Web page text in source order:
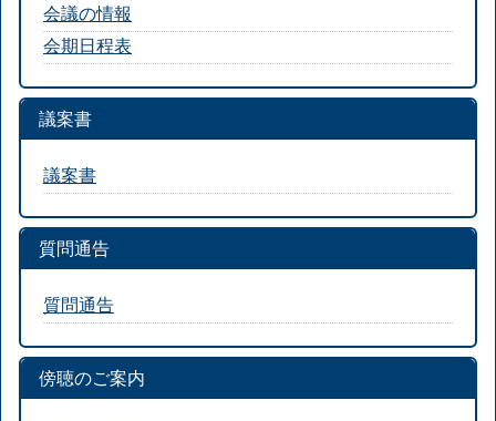
会議の情報
会期日程表
議案書
議案書
質問通告
質問通告
傍聴のご案内